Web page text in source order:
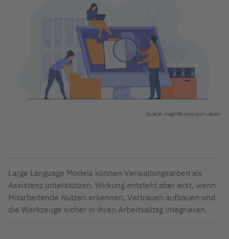
Quelle: magnific.com/pch.vector
Large Language Models können Verwaltungsarbeit als
Assistenz unterstützen. Wirkung entsteht aber erst, wenn
Mitarbeitende Nutzen erkennen, Vertrauen aufbauen und
die Werkzeuge sicher in ihren Arbeitsalltag integrieren.